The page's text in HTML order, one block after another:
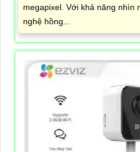
megapixel. Với khả năng nhìn
nghệ hồng...